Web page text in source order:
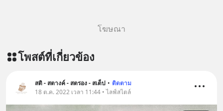
โฆษณา
โพสต์ที่เกี่ยวข้อง
สติ - สตางค์ - สตรอง - สเต็ป • ติดตาม
18 ต.ค. 2022 เวลา 11:44 • ไลฟ์สไตล์